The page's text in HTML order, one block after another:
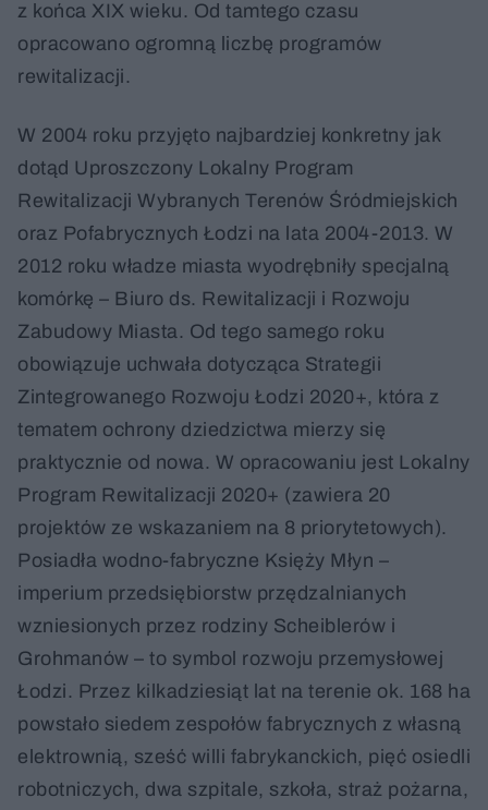
z końca XIX wieku. Od tamtego czasu
opracowano ogromną liczbę programów
rewitalizacji.
W 2004 roku przyjęto najbardziej konkretny jak
dotąd Uproszczony Lokalny Program
Rewitalizacji Wybranych Terenów Śródmiejskich
oraz Pofabrycznych Łodzi na lata 2004-2013. W
2012 roku władze miasta wyodrębniły specjalną
komórkę – Biuro ds. Rewitalizacji i Rozwoju
Zabudowy Miasta. Od tego samego roku
obowiązuje uchwała dotycząca Strategii
Zintegrowanego Rozwoju Łodzi 2020+, która z
tematem ochrony dziedzictwa mierzy się
praktycznie od nowa. W opracowaniu jest Lokalny
Program Rewitalizacji 2020+ (zawiera 20
projektów ze wskazaniem na 8 priorytetowych).
Posiadła wodno-fabryczne Księży Młyn –
imperium przedsiębiorstw przędzalnianych
wzniesionych przez rodziny Scheiblerów i
Grohmanów – to symbol rozwoju przemysłowej
Łodzi. Przez kilkadziesiąt lat na terenie ok. 168 ha
powstało siedem zespołów fabrycznych z własną
elektrownią, sześć willi fabrykanckich, pięć osiedli
robotniczych, dwa szpitale, szkoła, straż pożarna,